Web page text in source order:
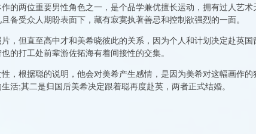
的两位重要男性角色之一，是个品学兼优擅长运动，拥有过人艺
备受众人期盼表面下，藏有寂寞执著善忌和控制欲强烈的一面。
，但直至高中才和美希晓彼此的关系，因为个人和计划决定赴英
的打工处前辈游佐拓海有着间接性的交集。
，根据聪的说明，他会对美希产生感情，是因为美希对这幅画作的
活;其二是归国后美希决定跟着聪再度赴英，两者正式结婚。